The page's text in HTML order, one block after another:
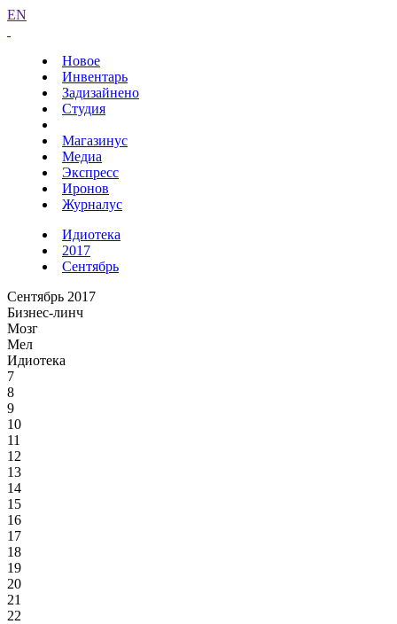
EN
Новое
Инвентарь
Задизайнено
Студия
Магазинус
Медиа
Экспресс
Иронов
Журналус
Идиотека
2017
Сентябрь
Сентябрь 2017
Бизнес-линч
Мозг
Мел
Идиотека
7
8
9
10
11
12
13
14
15
16
17
18
19
20
21
22